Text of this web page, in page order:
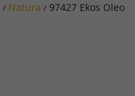
/ Natura / 97427 Ekos Oleo